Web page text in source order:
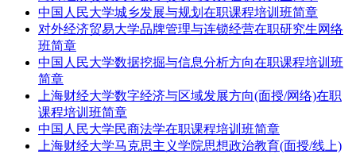
中国人民大学城乡发展与规划在职课程培训班简章
对外经济贸易大学品牌管理与连锁经营在职研究生网络
班简章
中国人民大学数据挖掘与信息分析方向在职课程培训班
简章
上海财经大学数字经济与区域发展方向(面授/网络)在职
课程培训班简章
中国人民大学民商法学在职课程培训班简章
上海财经大学马克思主义学院思想政治教育(面授/线上)